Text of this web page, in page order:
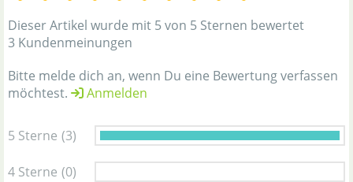
Dieser Artikel wurde mit 5 von 5 Sternen bewertet
3 Kundenmeinungen
Bitte melde dich an, wenn Du eine Bewertung verfassen
möchtest.
Anmelden
5 Sterne (3)
4 Sterne (0)